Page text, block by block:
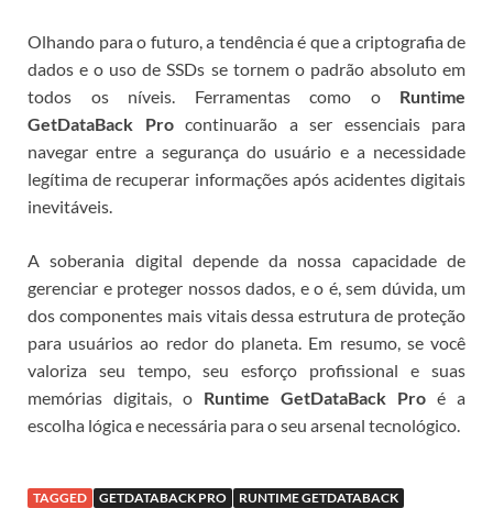
Olhando para o futuro, a tendência é que a criptografia de
dados e o uso de SSDs se tornem o padrão absoluto em
todos os níveis. Ferramentas como o Runtime
GetDataBack Procontinuarão a ser essenciais para
navegar entre a segurança do usuário e a necessidade
legítima de recuperar informações após acidentes digitais
inevitáveis.
A soberania digital depende da nossa capacidade de
gerenciar e proteger nossos dados, e o é, sem dúvida, um
dos componentes mais vitais dessa estrutura de proteção
para usuários ao redor do planeta. Em resumo, se você
valoriza seu tempo, seu esforço profissional e suas
memórias digitais, o Runtime GetDataBack Pro é a
escolha lógica e necessária para o seu arsenal tecnológico.
TAGGED GETDATABACK PRO
RUNTIME GETDATABACK